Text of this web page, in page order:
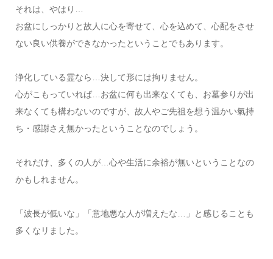
それは、やはり…
お盆にしっかりと故人に心を寄せて、心を込めて、心配をさせ
ない良い供養ができなかったということでもあります。
浄化している霊なら…決して形には拘りません。
心がこもっていれば…お盆に何も出来なくても、お墓参りが出
来なくても構わないのですが、故人やご先祖を想う温かい氣持
ち・感謝さえ無かったということなのでしょう。
それだけ、多くの人が…心や生活に余裕が無いということなの
かもしれません。
「波長が低いな」「意地悪な人が増えたな…」と感じることも
多くなリました。